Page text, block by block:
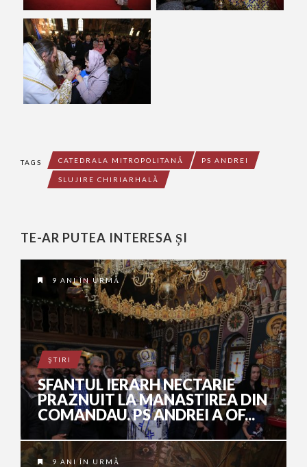
TAGS CATEDRALA MITROPOLITANĂ PS ANDREI
SLUJIRE CHIRIARHALĂ
TE-AR PUTEA INTERESA ȘI
9 ANI ÎN URMĂ
ŞTIRI
SFANTUL IERARH NECTARIE
PRAZNUIT LA MANASTIREA DIN
COMANDAU. PS ANDREI A OF...
9 ANI ÎN URMĂ